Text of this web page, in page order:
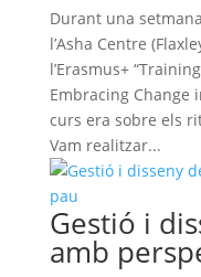
Durant una
l’Asha Centre
l’Erasmus+
Embracing Change
curs era sobre els
Vam realitzar...
Gestió i
amb